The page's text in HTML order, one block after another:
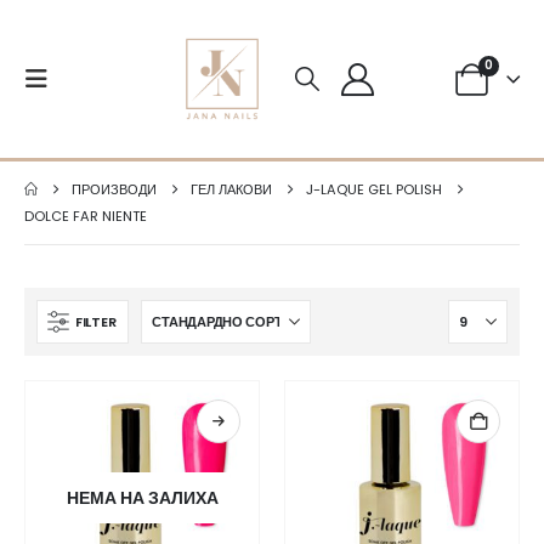
0
ПРОИЗВОДИ ГЕЛ ЛАКОВИ
J-LAQUE GEL POLISH
DOLCE FAR NIENTE
FILTER
НЕМА НА ЗАЛИХА